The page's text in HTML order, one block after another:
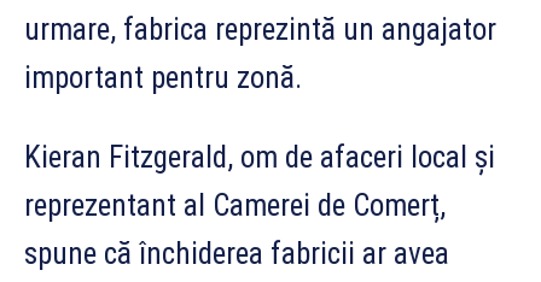
urmare, fabrica reprezintă un angajator
important pentru zonă.
Kieran Fitzgerald, om de afaceri local și
reprezentant al Camerei de Comerț,
spune că închiderea fabricii ar avea